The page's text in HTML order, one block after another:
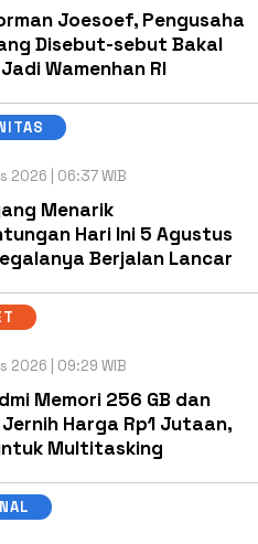
Joesoef, Pengusaha
Disebut-sebut Bakal
Wamenhan RI
2026 | 06:37 WIB
Menarik
Hari Ini 5 Agustus
Berjalan Lancar
2026 | 09:29 WIB
Memori 256 GB dan
Harga Rp1 Jutaan,
Multitasking